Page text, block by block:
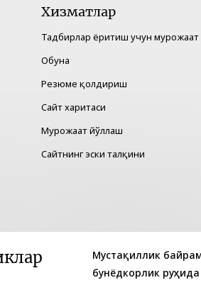
Мустақиллик
бунёдкорлик
Хизматлар
Тадбирлар ёритиш учун мурожаат
Обуна
Резюме қолдириш
Сайт харитаси
Мурожаат йўллаш
Сайтнинг эски талқини